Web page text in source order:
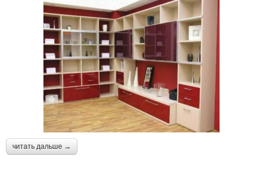
читать дальше →